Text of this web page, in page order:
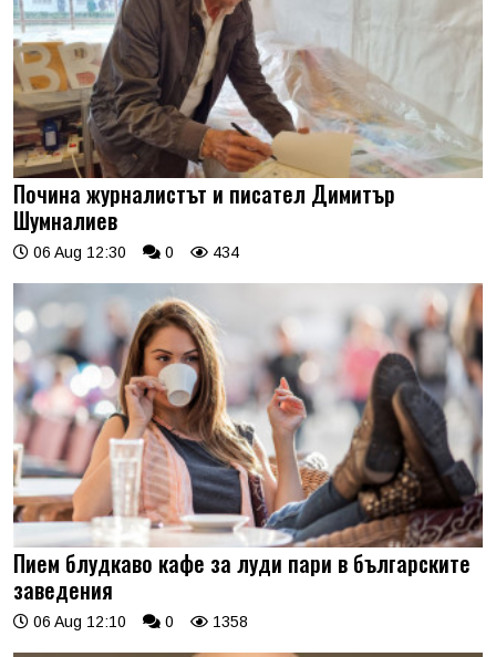
Почина журналистът и писател Димитър
Шумналиев
06 Aug 12:30 0 434
Пием блудкаво кафе за луди пари в българските
заведения
06 Aug 12:10 0 1358